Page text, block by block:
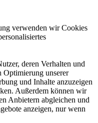
verwenden wir Cookies
deren Verhalten und
Optimierung unserer
und Inhalte anzuzeigen
Außerdem können wir
Anbietern abgleichen und
anzeigen, nur wenn